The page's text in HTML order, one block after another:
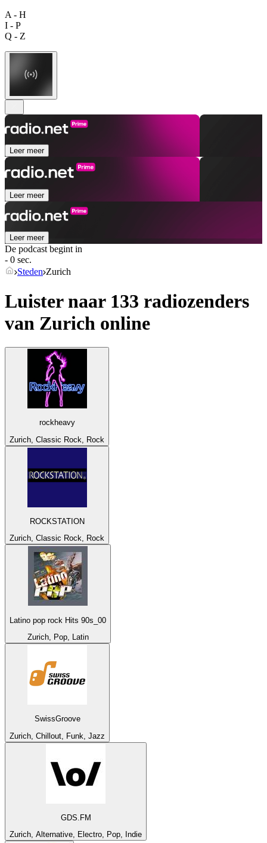
A - H
I - P
Q - Z
Leer meer
Leer meer
Leer meer
De podcast begint in
- 0 sec.
Steden Zurich
Luister naar 133 radiozenders
van Zurich online
rockheavy
Zurich, Classic Rock, Rock
ROCKSTATION
Zurich, Classic Rock, Rock
Latino pop rock Hits 90s_00
Zurich, Pop, Latin
SwissGroove
Zurich, Chillout, Funk, Jazz
GDS.FM
Zurich, Alternative, Electro, Pop, Indie